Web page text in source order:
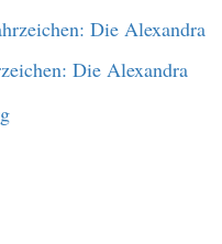
Die Alexandra